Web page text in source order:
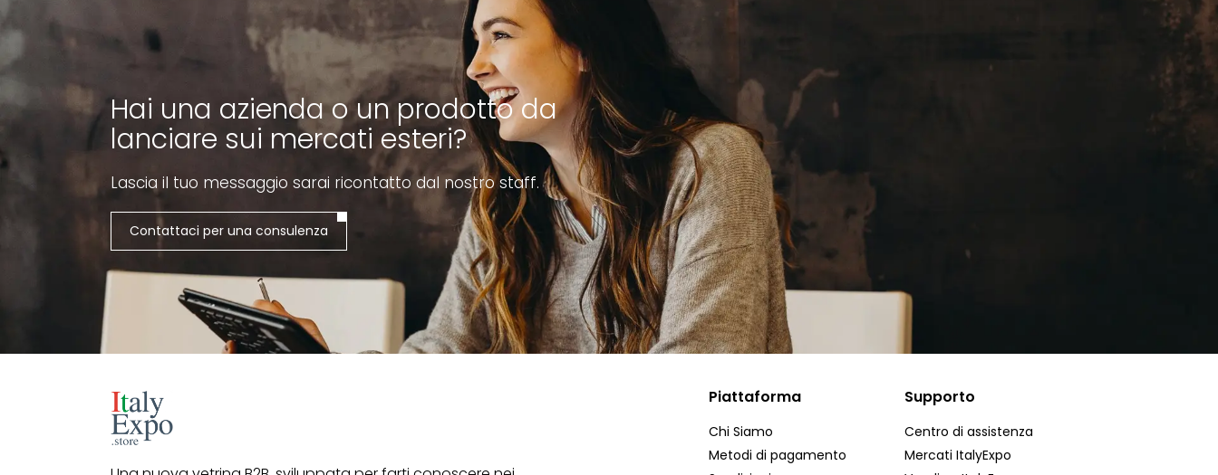
Hai una azienda o un prodotto da
lanciare sui mercati esteri?
Lascia il tuo messaggio sarai ricontatto dal nostro staff.
Contattaci per una consulenza
Piattaforma
Chi Siamo
Metodi di pagamento
Supporto
Centro di assistenza
Mercati ItalyExpo